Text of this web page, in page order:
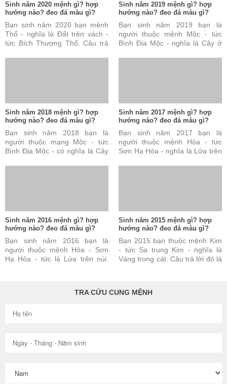
Sinh năm 2020 mệnh gì? hợp
hướng nào? đeo đá màu gì?
Bạn sinh năm 2020 bạn mệnh
Thổ - nghĩa là Đất trên vách -
tức Bích Thượng Thổ. Câu trả
Sinh năm 2019 mệnh gì? hợp
hướng nào? đeo đá màu gì?
Bạn sinh năm 2019 bạn là
người thuộc mệnh Mộc - tức
Bình Địa Mộc - nghĩa là Cây ở
Sinh năm 2018 mệnh gì? hợp
hướng nào? đeo đá màu gì?
Bạn sinh năm 2018 bạn là
người thuộc mạng Mộc - tức
Bình Địa Mộc - có nghĩa là Cây
Sinh năm 2017 mệnh gì? hợp
hướng nào? đeo đá màu gì?
Bạn sinh năm 2017 bạn là
người thuộc mệnh Hỏa - tức
Sơn Hạ Hỏa - nghĩa là Lửa trên
Sinh năm 2016 mệnh gì? hợp
hướng nào? đeo đá màu gì?
Bạn sinh năm 2016 bạn là
người thuộc mệnh Hỏa - Sơn
Hạ Hỏa - tức là Lửa trên núi.
Sinh năm 2015 mệnh gì? hợp
hướng nào? đeo đá màu gì?
Bạn 2015 bạn thuộc mệnh Kim
- tức Sa trung Kim - nghĩa là
Vàng trong cát. Câu trả lời đó là
TRA CỨU CUNG MỆNH